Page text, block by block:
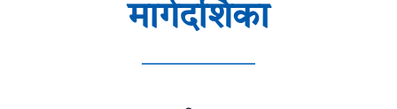
मार्गदर्शिका